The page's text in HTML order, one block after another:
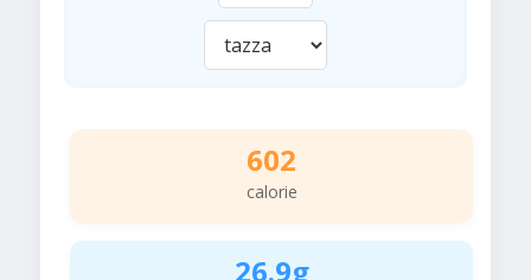
602
calorie
26.9g